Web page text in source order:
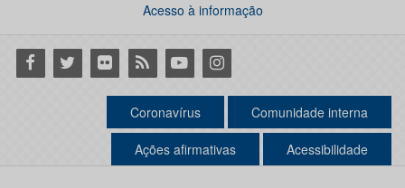
Acesso à informação
Facebook
Twitter Flickr RSS YoutubeInstagram
Coronavírus Comunidade interna
Ações afirmativas Acessibilidade